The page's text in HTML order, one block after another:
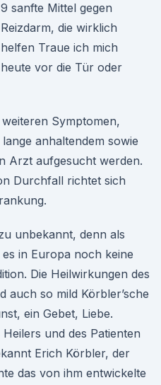
9 sanfte Mittel gegen
Reizdarm, die wirklich
helfen Traue ich mich
heute vor die Tür oder
Symptomen,
anhaltendem sowie
Arzt aufgesucht werden.
Durchfall richtet sich
unbekannt, denn als
in Europa noch keine
Die Heilwirkungen des
auch so mild Körbler’sche
ein Gebet, Liebe.
und des Patienten
Erich Körbler, der
das von ihm entwickelte